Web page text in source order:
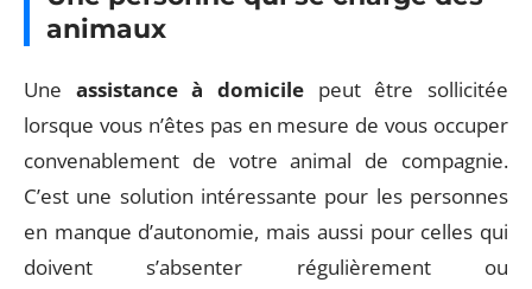
animaux
Une assistance à domicile peut être sollicitée
lorsque vous n’êtes pas en mesure de vous occuper
convenablement de votre animal de compagnie.
C’est une solution intéressante pour les personnes
en manque d’autonomie, mais aussi pour celles qui
doivent s’absenter régulièrement ou